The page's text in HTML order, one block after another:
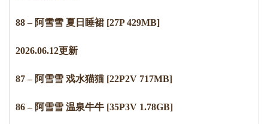
88 – 阿雪雪 夏日睡裙 [27P 429MB]
2026.06.12更新
87 – 阿雪雪 戏水猫猫 [22P2V 717MB]
86 – 阿雪雪 温泉牛牛 [35P3V 1.78GB]